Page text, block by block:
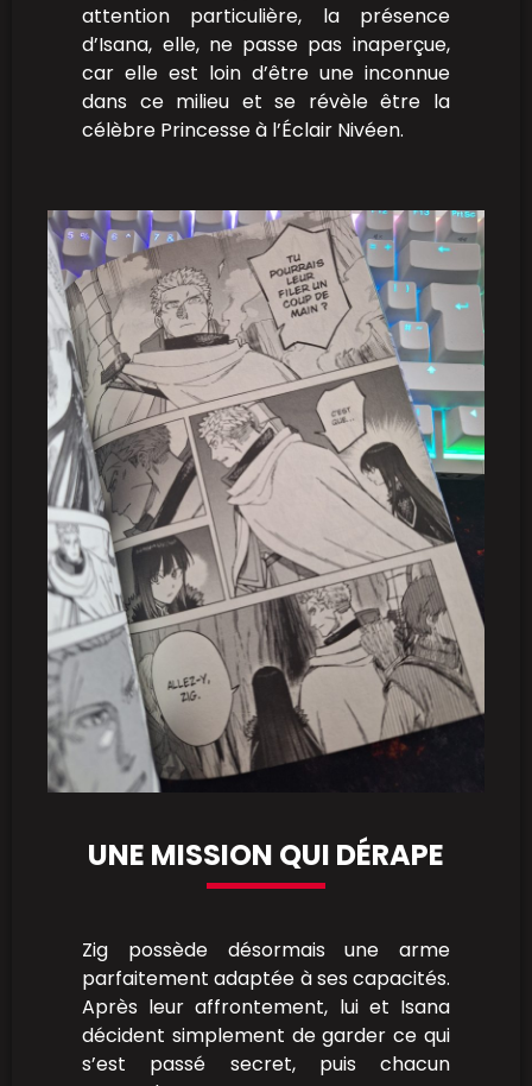
attention particulière, la présence
d’Isana, elle, ne passe pas inaperçue,
car elle est loin d’être une inconnue
dans ce milieu et se révèle être la
célèbre Princesse à l’Éclair Nivéen.
UNE MISSION QUI DÉRAPE
Zig possède désormais une arme
parfaitement adaptée à ses capacités.
Après leur affrontement, lui et Isana
décident simplement de garder ce qui
s’est passé secret, puis chacun